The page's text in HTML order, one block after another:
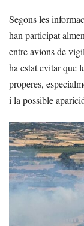
Segons les
han participat
entre avions de
ha estat evitar que
properes,
i la possible